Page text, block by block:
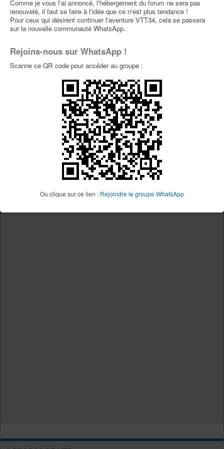
Comme je vous l'ai annoncé, l'hébergement du forum ne sera pas
renouvelé, il faut se faire à l'idée que ce n'est plus tendance !
Pour ceux qui désirent continuer l'aventure VTT34, cela se passera
sur la nouvelle communauté WhatsApp.
Rejoins-nous sur WhatsApp !
Scanne ce QR code pour accéder au groupe :
Ou clique sur ce lien : Rejoindre le groupe WhatsApp
QUI EST EN LIGNE ?
VTT34
Page Facebook Vtt34
Page Youtube Vtt34